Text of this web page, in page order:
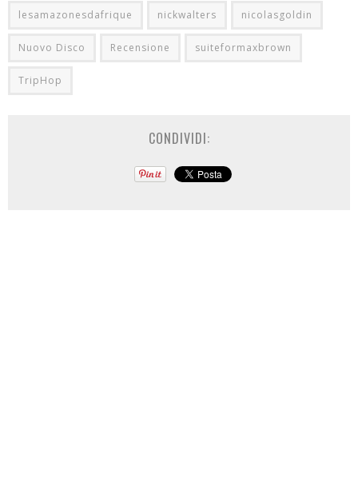
lesamazonesdafrique nickwalters nicolasgoldin
Nuovo Disco Recensione suiteformaxbrown
TripHop
CONDIVIDI: